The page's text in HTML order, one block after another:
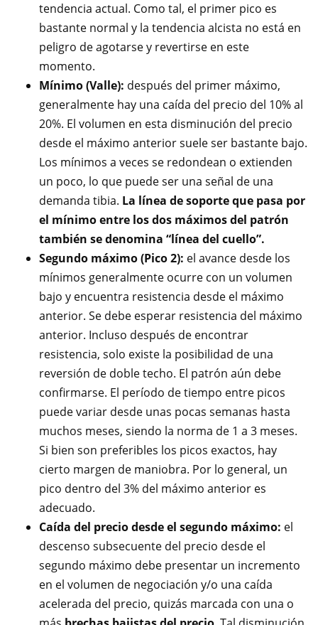
tendencia actual. Como tal, el primer pico es
bastante normal y la tendencia alcista no está en
peligro de agotarse y revertirse en este
momento.
Mínimo (Valle): después del primer máximo,
generalmente hay una caída del precio del 10% al
20%. El volumen en esta disminución del precio
desde el máximo anterior suele ser bastante bajo.
Los mínimos a veces se redondean o extienden
un poco, lo que puede ser una señal de una
demanda tibia. La línea de soporte que pasa por
el mínimo entre los dos máximos del patrón
también se denomina “línea del cuello”.
Segundo máximo (Pico 2): el avance desde los
mínimos generalmente ocurre con un volumen
bajo y encuentra resistencia desde el máximo
anterior. Se debe esperar resistencia del máximo
anterior. Incluso después de encontrar
resistencia, solo existe la posibilidad de una
reversión de doble techo. El patrón aún debe
confirmarse. El período de tiempo entre picos
puede variar desde unas pocas semanas hasta
muchos meses, siendo la norma de 1 a 3 meses.
Si bien son preferibles los picos exactos, hay
cierto margen de maniobra. Por lo general, un
pico dentro del 3% del máximo anterior es
adecuado.
Caída del precio desde el segundo máximo: el
descenso subsecuente del precio desde el
segundo máximo debe presentar un incremento
en el volumen de negociación y/o una caída
acelerada del precio, quizás marcada con una o